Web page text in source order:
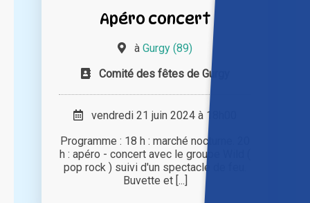
Apéro concert
à Gurgy (89)
Comité des fêtes de Gurgy
vendredi 21 juin 2024 à 18h00
Programme : 18 h : marché nocturne. 20
h : apéro - concert avec le groupe Wild (
pop rock ) suivi d'un spectacle de feu.
Buvette et [...]